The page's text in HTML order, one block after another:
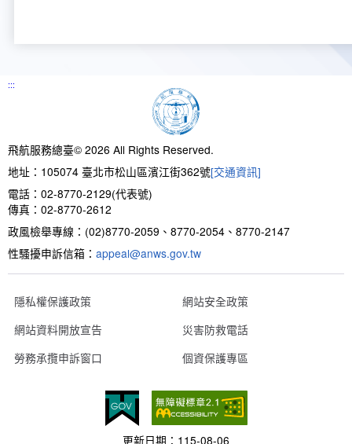
請願之處理結果及訴願之決定
公共工程採購契約
支付或接受補助金
對外關係文書
條約
內部控制制度
飛航服務總臺執行職務安全及衛生防護報告
性別宣導及文件下載
性別平等工作小組及會議紀錄
飛航服務回顧
檔案相關連結
申請閱覽政府資訊或卷宗作業規定
政風電子報
:::
飛航服務總臺© 2026 All Rights Reserved.
地址：105074 臺北市松山區濱江街362號[交通資訊]
電話：02-8770-2129(代表號)
傳真：02-8770-2612
政風檢舉專線：(02)8770-2059、8770-2054、8770-2147
性騷擾申訴信箱： appeal@anws.gov.tw
隱私權保護政策
網站安全政策
網站資料開放宣告
災害防救電話
勞務承攬申訴窗口
個資保護專區
更新日期： 115-08-06